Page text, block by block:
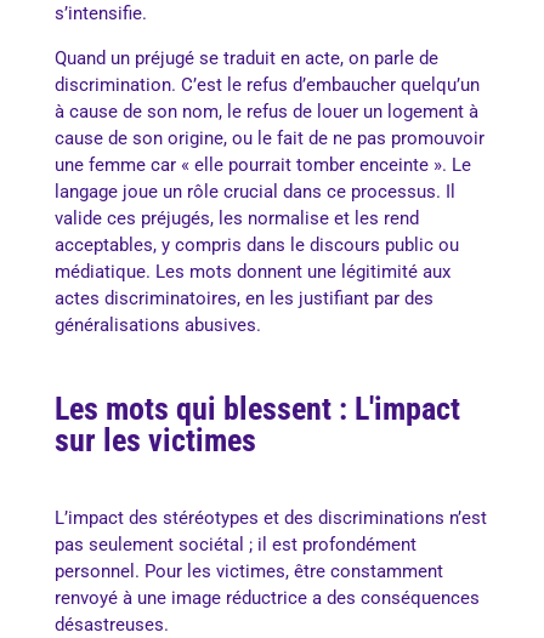
s’intensifie.
Quand un préjugé se traduit en acte, on parle de
discrimination. C’est le refus d’embaucher quelqu’un
à cause de son nom, le refus de louer un logement à
cause de son origine, ou le fait de ne pas promouvoir
une femme car « elle pourrait tomber enceinte ». Le
langage joue un rôle crucial dans ce processus. Il
valide ces préjugés, les normalise et les rend
acceptables, y compris dans le discours public ou
médiatique. Les mots donnent une légitimité aux
actes discriminatoires, en les justifiant par des
généralisations abusives.
Les mots qui blessent : L'impact
sur les victimes
L’impact des stéréotypes et des discriminations n’est
pas seulement sociétal ; il est profondément
personnel. Pour les victimes, être constamment
renvoyé à une image réductrice a des conséquences
désastreuses.